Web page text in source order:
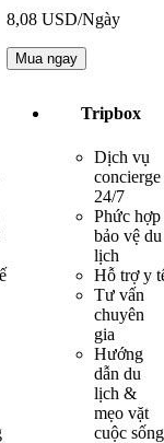
8,08 USD/Ngày
Mua ngay
Tripbox
Dịch vụ
concierge
24/7
Phức hợp
bảo vệ du
lịch
Hỗ trợ y
Tư vấn
chuyên
gia
Hướng
dẫn du
lịch &
mẹo vặt
cuộc sống